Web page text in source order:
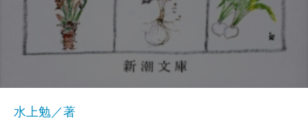
水上勉／著